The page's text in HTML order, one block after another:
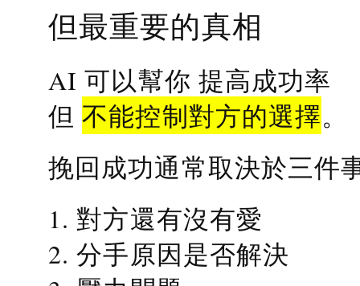
但最重要的真相
AI 可以幫你 提高成功率
但不能控制對方的選擇。
挽回成功通常取決於三件
1. 對方還有沒有愛
2. 分手原因是否解決